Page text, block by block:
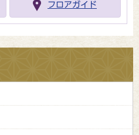
フロアガイド